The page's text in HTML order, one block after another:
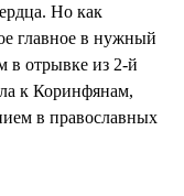
Но как
главное в нужный
в отрывке из 2-й
к Коринфянам,
в православных